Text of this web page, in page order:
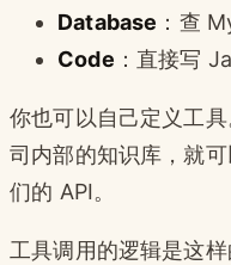
Database ：查
Code ：直接写
你也可以自己定义工
司内部的知识库，就
们的 API。
工具调用的逻辑是这